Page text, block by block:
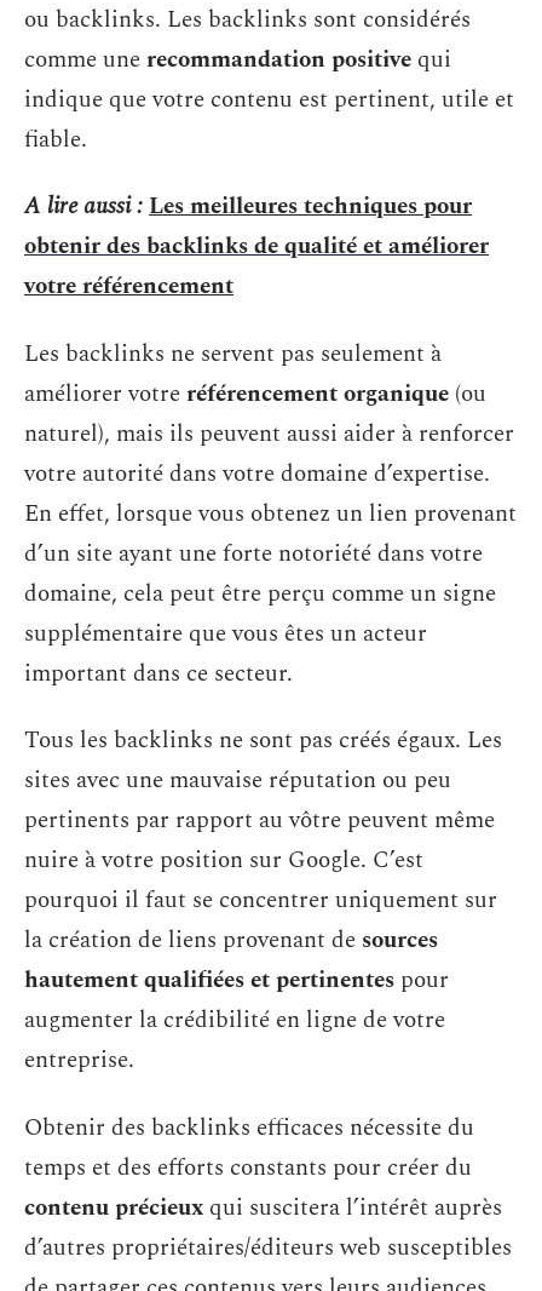
ou backlinks. Les backlinks sont considérés
comme unerecommandation positive qui
indique que votre contenu est pertinent, utile et
fiable.
A lire aussi :Les meilleures techniques pour
obtenir des backlinks de qualité et améliorer
votre référencement
Les backlinks ne servent pas seulement à
améliorer votreréférencement organique (ou
naturel), mais ils peuvent aussi aider à renforcer
votre autorité dans votre domaine d’expertise.
En effet, lorsque vous obtenez un lien provenant
d’un site ayant une forte notoriété dans votre
domaine, cela peut être perçu comme un signe
supplémentaire que vous êtes un acteur
important dans ce secteur.
Tous les backlinks ne sont pas créés égaux. Les
sites avec une mauvaise réputation ou peu
pertinents par rapport au vôtre peuvent même
nuire à votre position sur Google. C’est
pourquoi il faut se concentrer uniquement sur
la création de liens provenant de sources
hautement qualifiées et pertinentes pour
augmenter la crédibilité en ligne de votre
entreprise.
Obtenir des backlinks efficaces nécessite du
temps et des efforts constants pour créer du
contenu précieux qui suscitera l’intérêt auprès
d’autres propriétaires/éditeurs web susceptibles